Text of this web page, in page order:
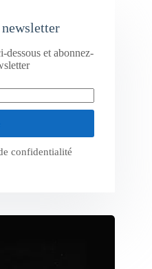
dessous et abonnez-
confidentialité